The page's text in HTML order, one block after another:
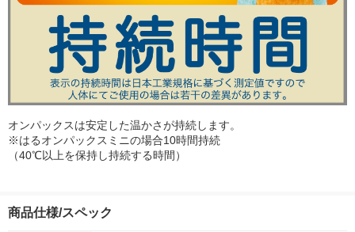
オンパックスは安定した温かさが持続します。
※はるオンパックスミニの場合10時間持続
（40℃以上を保持し持続する時間）
商品仕様/スペック